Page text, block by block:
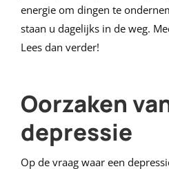
energie om dingen te
staan u dagelijks in de weg.
Lees dan verder!
Oorzaken
depressie
Op de vraag waar een